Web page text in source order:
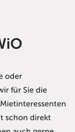
oder
für Sie die
schon direkt